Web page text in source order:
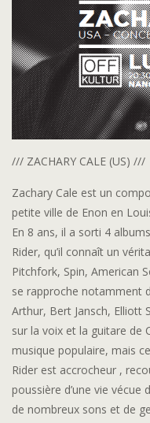
/// ZACHARY CALE (US) ///
Zachary Cale est un
petite ville de Enon en
En 8 ans, il a sorti 4
Rider, qu’il connaît un
Pitchfork, Spin, American
se rapproche notamment
Arthur, Bert Jansch, Elliott
sur la voix et la guitare de
musique populaire, mais
Rider est accrocheur ,
poussière d’une vie vécue
de nombreux sons et de